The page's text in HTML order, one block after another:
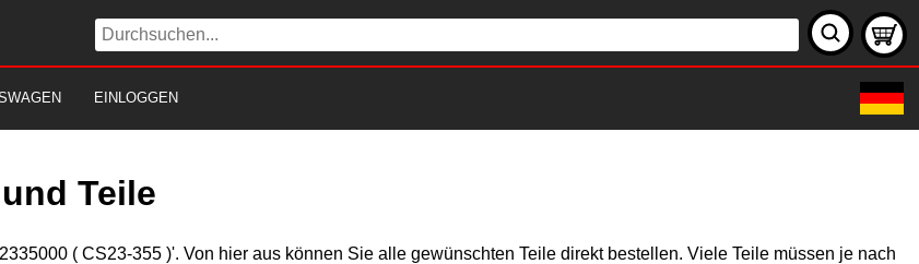
EINLOGGEN
Teile
( CS23-355 )'. Von hier aus können Sie alle gewünschten Teile direkt bestellen. Viele Teile müssen je nach